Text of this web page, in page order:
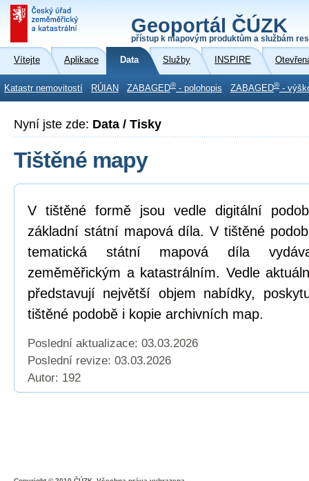
Geoportál ČÚZK
přístup k mapovým produktům a službám
Vítejte Aplikace Data Služby INSPIRE
Katastr nemovitostí RÚIAN ZABAGED® - polohopis ZABAGED® -
Nyní jste zde: Data / Tisky
Tištěné mapy
V tištěné formě jsou vedle digitální
základní státní mapová díla. V tištěné
tematická státní mapová díla
zeměměřickým a katastrálním. Vedle
představují největší objem nabídky,
tištěné podobě i kopie archivních map.
Poslední aktualizace: 03.03.2026
Poslední revize: 03.03.2026
Autor: 192